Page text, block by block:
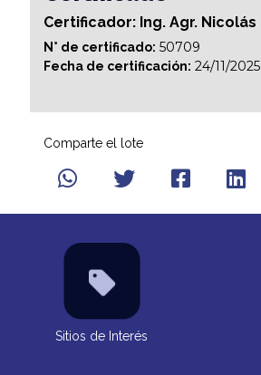
Certificador: Ing. Agr. Nicolás
N° de certificado: 50709
Fecha de certificación: 24/11/2025
Comparte el lote
Sitios de Interés